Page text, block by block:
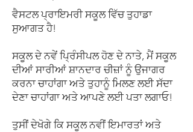
ਵੈਸਟਲ ਪ੍ਰਾਇਮਰੀ ਸਕੂਲ ਵਿੱਚ ਤੁਹਾਡਾ
ਸੁਆਗਤ ਹੈ!
ਸਕੂਲ ਦੇ ਨਵੇਂ ਪ੍ਰਿੰਸੀਪਲ ਹੋਣ ਦੇ ਨਾਤੇ, ਮੈਂ ਸਕੂਲ
ਦੀਆਂ ਸਾਰੀਆਂ ਸ਼ਾਨਦਾਰ ਚੀਜ਼ਾਂ ਨੂੰ ਉਜਾਗਰ
ਕਰਨਾ ਚਾਹਾਂਗਾ ਅਤੇ ਤੁਹਾਨੂੰ ਮਿਲਣ ਲਈ ਸੱਦਾ
ਦੇਣਾ ਚਾਹਾਂਗਾ ਅਤੇ ਆਪਣੇ ਲਈ ਪਤਾ ਲਗਾਓ!
ਤੁਸੀਂ ਦੇਖੋਗੇ ਕਿ ਸਕੂਲ ਨਵੀਂ ਇਮਾਰਤਾਂ ਅਤੇ